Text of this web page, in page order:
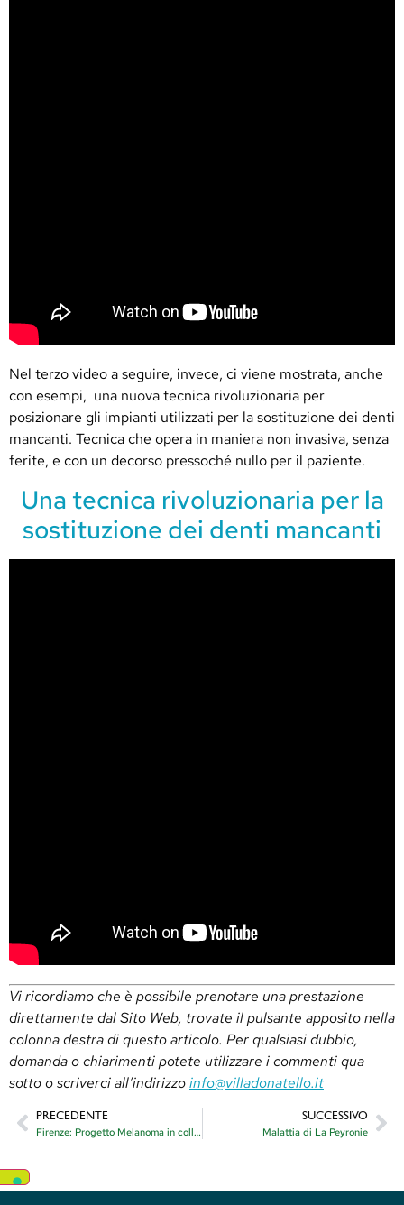
Nel terzo video a seguire, invece, ci viene mostrata, anche
con esempi, una nuovatecnica rivoluzionaria per
posizionare gli impianti utilizzati per la sostituzione dei denti
mancanti. Tecnica che opera in maniera non invasiva, senza
ferite, e con un decorso pressoché nullo per il paziente.
Una tecnica rivoluzionaria per la
sostituzione dei denti mancanti
Vi ricordiamo che è possibile prenotare una prestazione
direttamente dal Sito Web, trovate il pulsante apposito nella
colonna destra di questo articolo. Per qualsiasi dubbio,
domanda o chiarimenti potete utilizzare i commenti qua
sotto o scriverci all’indirizzoinfo@villadonatello.it
PRECEDENTE
Firenze: Progetto Melanoma in collaborazione con ANT
SUCCESSIVO
Malattia di La Peyronie